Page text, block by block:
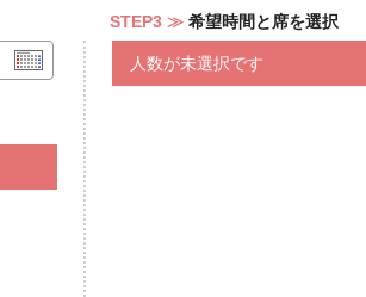
・麻婆ソース
・ゆし豆腐
STEP3 希望時間と席を選択
人数が未選択です